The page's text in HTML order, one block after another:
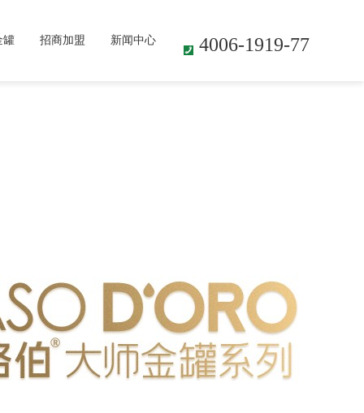
罐 招商加盟 新闻中心 4006-1919-77